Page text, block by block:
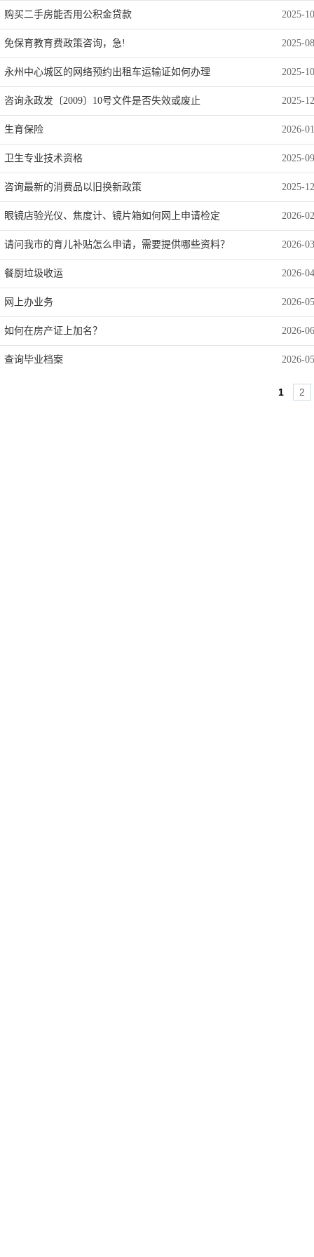
购买二手房能否用公积金贷款 2025-
免保育教育费政策咨询，急! 2025-
永州中心城区的网络预约出租车运输证如何办理 2025-
咨询永政发〔2009〕10号文件是否失效或废止 2025-
生育保险 2026-
卫生专业技术资格 2025-
咨询最新的消费品以旧换新政策 2025-
眼镜店验光仪、焦度计、镜片箱如何网上申请检定 2026-
请问我市的育儿补贴怎么申请，需要提供哪些资料？ 2026-
餐厨垃圾收运 2026-
网上办业务 2026-
如何在房产证上加名？ 2026-
查询毕业档案 2026-
1 2